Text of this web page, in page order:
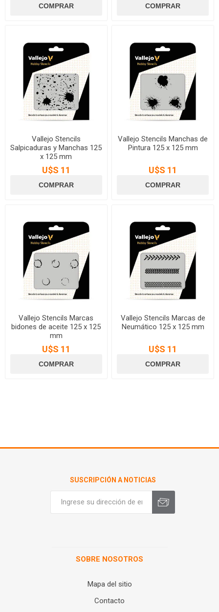
Vallejo Stencils
Salpicaduras y Manchas 125
x 125 mm
U$S 11
Vallejo Stencils Manchas de
Pintura 125 x 125 mm
U$S 11
Vallejo Stencils Marcas
bidones de aceite 125 x 125
mm
U$S 11
Vallejo Stencils Marcas de
Neumático 125 x 125 mm
U$S 11
SUSCRIPCIÓN A NOTICIAS
SOBRE NOSOTROS
Mapa del sitio
Contacto